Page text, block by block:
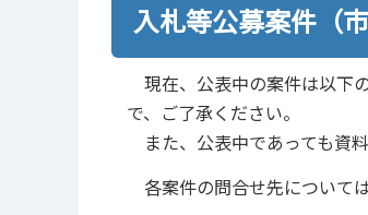
入札等公募案件（市
現在、公表中の案件は以下
で、ご了承ください。
また、公表中であっても資
各案件の問合せ先について